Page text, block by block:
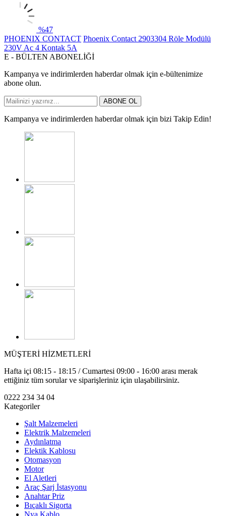
%47
PHOENIX CONTACT Phoenix Contact 2903304 Röle Modülü
230V Ac 4 Kontak 5A
E - BÜLTEN ABONELİĞİ
Kampanya ve indirimlerden haberdar olmak için e-bültenimize
abone olun.
ABONE OL
Kampanya ve indirimlerden haberdar olmak için bizi Takip Edin!
MÜŞTERİ HİZMETLERİ
Hafta içi 08:15 - 18:15 / Cumartesi 09:00 - 16:00 arası merak
ettiğiniz tüm sorular ve siparişleriniz için ulaşabilirsiniz.
0222 234 34 04
Kategoriler
Şalt Malzemeleri
Elektrik Malzemeleri
Aydınlatma
Elektik Kablosu
Otomasyon
Motor
El Aletleri
Araç Şarj İstasyonu
Anahtar Priz
Bıçaklı Sigorta
Nya Kablo